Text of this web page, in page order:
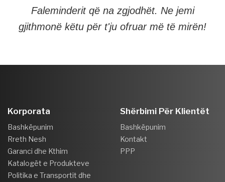
Faleminderit që na zgjodhët. Ne jemi
gjithmonë këtu për t'ju ofruar më të mirën!
Korporata
Bashkëpunim
Rreth Nesh
Garanci dhe Kthim
Katalogët e Produkteve
Politika e Transportit dhe
Shërbimi Për Klientët
Bashkëpunim
Kontakt
PPP